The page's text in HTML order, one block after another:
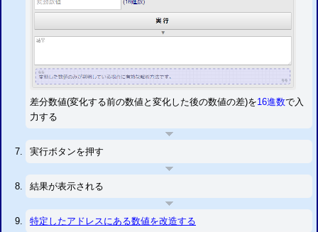
差分数値(変化する前の数値と変化した後の数値の差)を16進数で入
力する
実行ボタンを押す
結果が表示される
特定したアドレスにある数値を改造する